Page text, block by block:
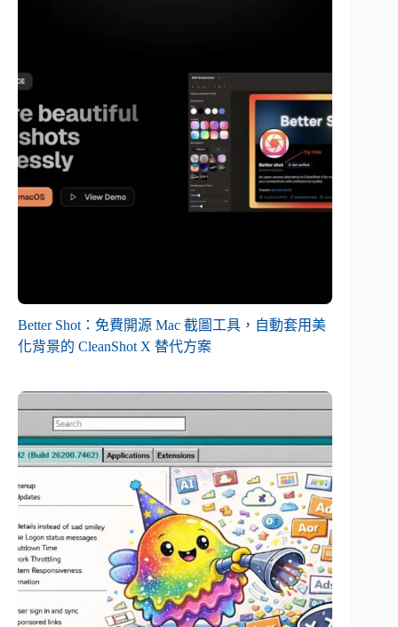
Better Shot：免費開源 Mac 截圖工具，自動套用美
化背景的 CleanShot X 替代方案